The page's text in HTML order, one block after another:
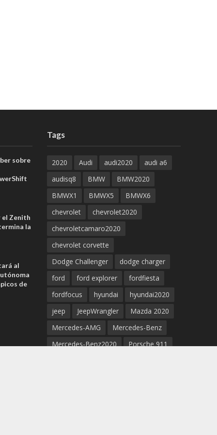
sobre
el Zenith
la
al
de
Tags
2020 Audi audi2020
audi a6
audisq8
BMW
BMW2020
BMWX1
BMWX5
BMWX6
chevrolet
chevrolet2020
chevroletcamaro2020
chevrolet corvette
Dodge Challenger
dodge charger
ford
ford explorer
fordfiesta
fordfocus
hyundai
hyundai2020
jeep
JeepWrangler
Mazda 2020
Mercedes-AMG
Mercedes-Benz
Mercedes-Benz2020
Porsche 911